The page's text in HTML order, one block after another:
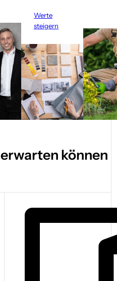
Werte
steigern
können